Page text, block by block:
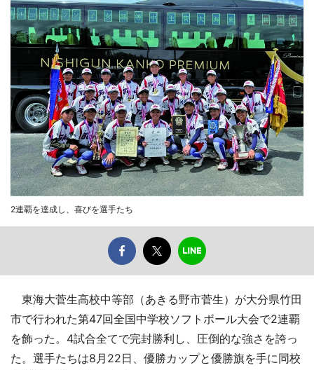
2連覇を達成し、喜びを選手たち
東海大菅生高校中等部（あきる野市菅生）が大分県竹田
市で行われた第47回全国中学校ソフトボール大会で2連覇
を飾った。4試合全てで完封勝利し、圧倒的な強さを誇っ
た。選手たちは8月22日、優勝カップと優勝旗を手に同校